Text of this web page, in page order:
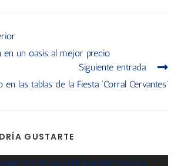
en un oasis al mejor precio
Siguiente entrada
las tablas de la Fiesta ‘Corral Cervantes’
GUSTARTE